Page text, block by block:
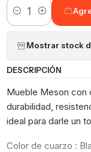
Cantidad
Mostrar stock
DESCRIPCIÓN
Mueble Meson con
durabilidad,
ideal para darle un
Color de cuarzo :